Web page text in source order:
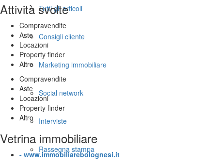
Tutti gli articoli
Consigli cliente
Marketing immobiliare
Social network
Interviste
Rassegna stampa
Attività svolte
Compravendite
Aste
Locazioni
Property finder
Altro
Compravendite
Aste
Locazioni
Property finder
Altro
Vetrina immobiliare
- www.immobiliarebolognesi.it